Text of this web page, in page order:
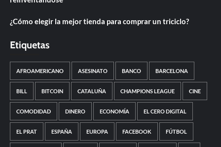
¿Cómo elegir la mejor tienda para comprar un triciclo?
Etiquetas
AFROAMERICANO ASESINATO BANCO BARCELONA
BILL BITCOIN CATALUÑA CHAMPIONS LEAGUE CINE
COMODIDAD DINERO ECONOMÍA EL CERO DIGITAL
EL PRAT ESPAÑA EUROPA FACEBOOK FÚTBOL